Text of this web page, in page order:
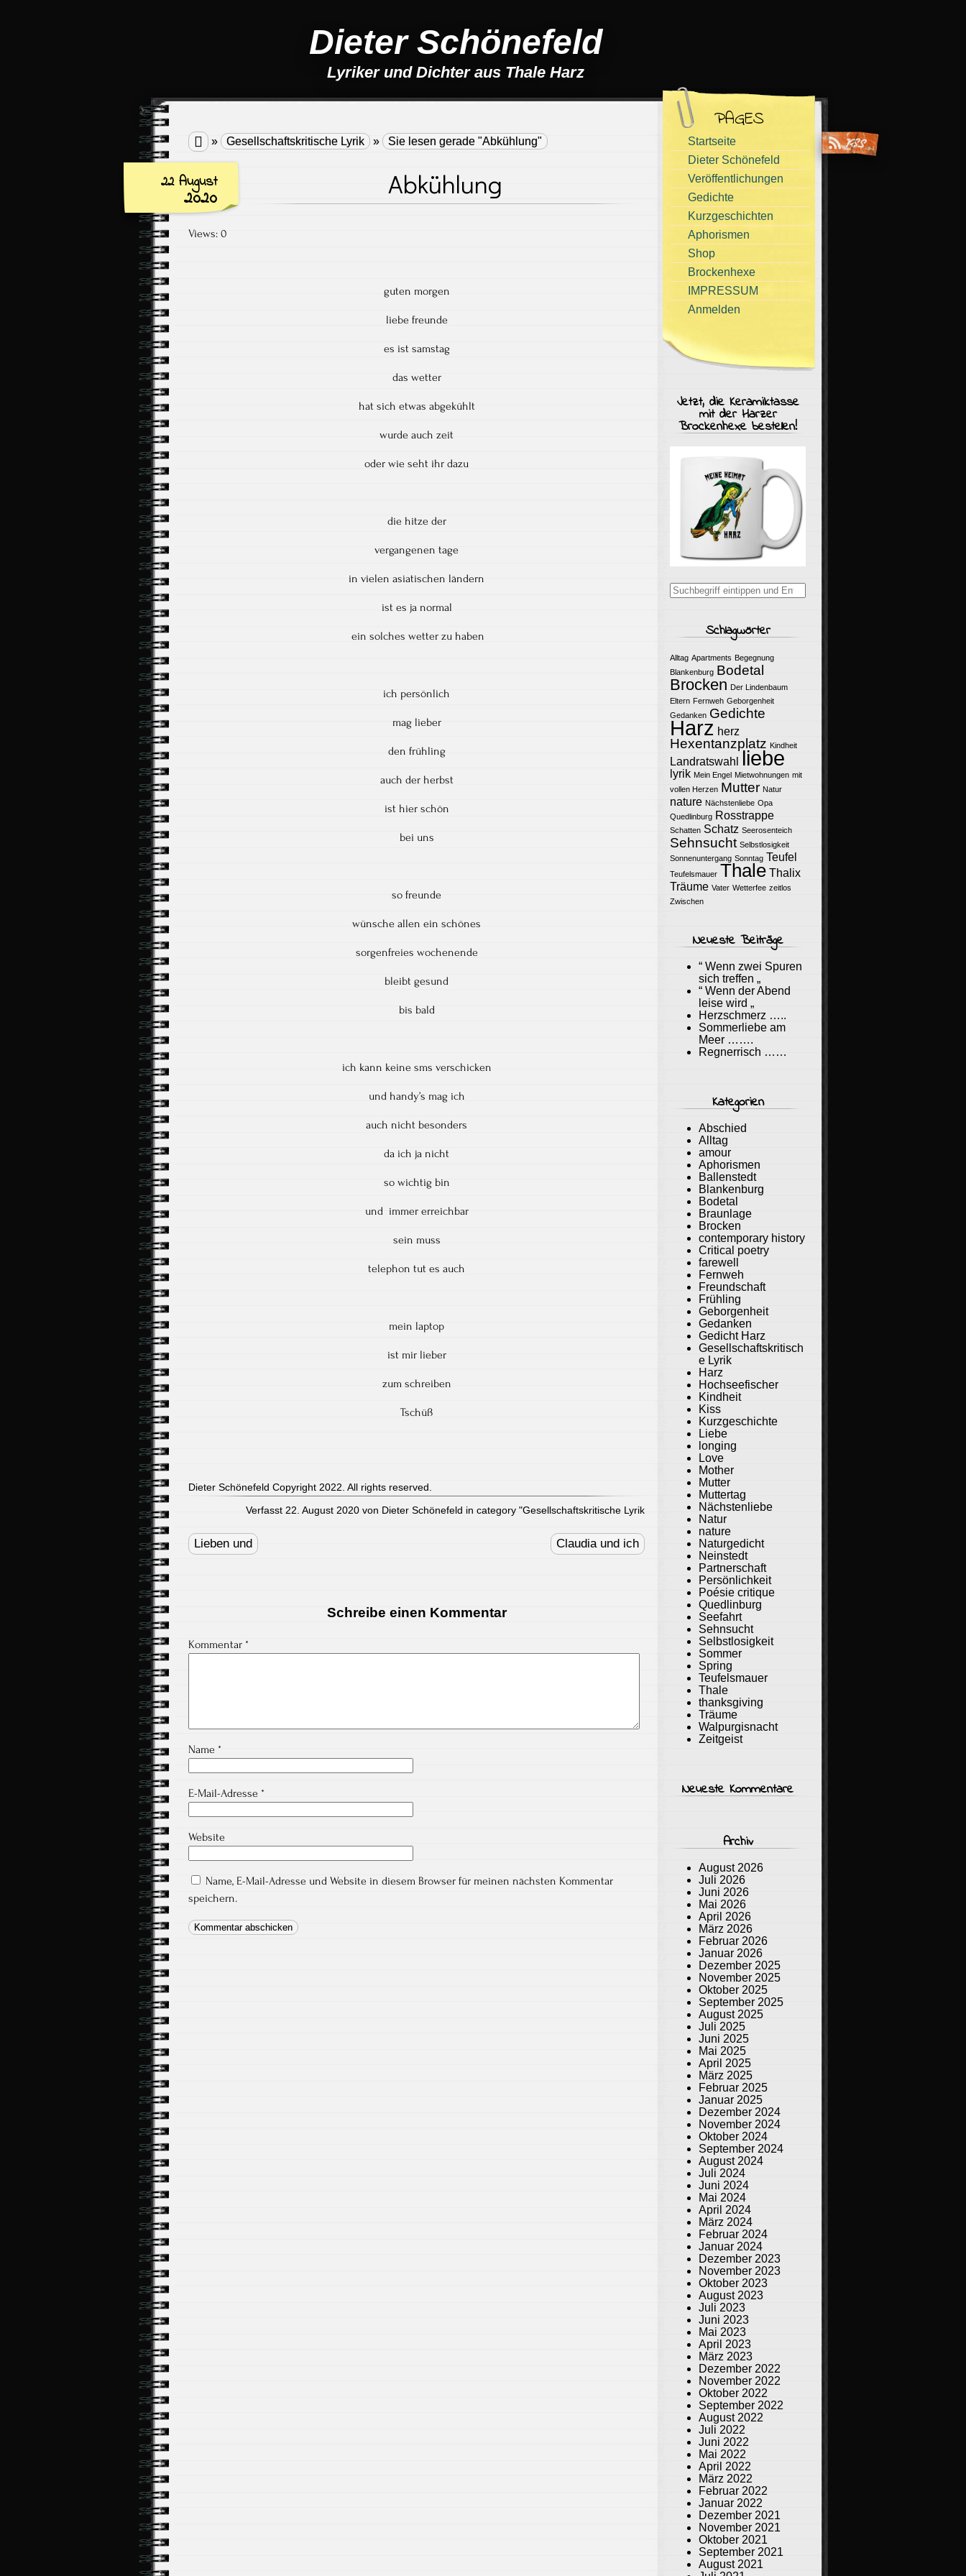
Dieter Schönefeld
Lyriker und Dichter aus Thale Harz
 » Gesellschaftskritische Lyrik » Sie lesen gerade "Abkühlung"
22 August
2020 Abkühlung
Views: 0
guten morgen
liebe freunde
es ist samstag
das wetter
hat sich etwas abgekühlt
wurde auch zeit
oder wie seht ihr dazu
die hitze der
vergangenen tage
in vielen asiatischen ländern
ist es ja normal
ein solches wetter zu haben
ich persönlich
mag lieber
den frühling
auch der herbst
ist hier schön
bei uns
so freunde
wünsche allen ein schönes
sorgenfreies wochenende
bleibt gesund
bis bald
ich kann keine sms verschicken
und handy’s mag ich
auch nicht besonders
da ich ja nicht
so wichtig bin
und immer erreichbar
sein muss
telephon tut es auch
mein laptop
ist mir lieber
zum schreiben
Tschüß
Dieter Schönefeld Copyright 2022. All rights reserved.
Verfasst 22. August 2020 von Dieter Schönefeld in category "Gesellschaftskritische Lyrik
navigation
Lieben und Claudia und ich
Schreibe einen Kommentar
Kommentar *
Name *
E-Mail-Adresse *
Website
Name, E-Mail-Adresse und Website in diesem Browser für meinen nächsten Kommentar
speichern.
PAGES
Startseite
Dieter Schönefeld
Veröffentlichungen
Gedichte
Kurzgeschichten
Aphorismen
Shop
Brockenhexe
IMPRESSUM
Anmelden
Jetzt, die Keramiktasse
mit der Harzer
Brockenhexe bestellen!
Suchergebnisse
für:
Schlagwörter
Alltag Apartments Begegnung
Blankenburg Bodetal
Brocken Der Lindenbaum
Eltern Fernweh Geborgenheit
Gedanken Gedichte
Harz herz
Hexentanzplatz Kindheit
Landratswahl liebe
lyrik Mein Engel Mietwohnungen mit
vollen Herzen Mutter Natur
nature Nächstenliebe Opa
Quedlinburg Rosstrappe
Schatten Schatz Seerosenteich
Sehnsucht Selbstlosigkeit
Sonnenuntergang Sonntag Teufel
Teufelsmauer Thale Thalix
Träume Vater Wetterfee zeitlos
Zwischen
Neueste Beiträge
“ Wenn zwei Spuren
sich treffen „
“ Wenn der Abend
leise wird „
Herzschmerz …..
Sommerliebe am
Meer …….
Regnerrisch ……
Kategorien
Abschied
Alltag
amour
Aphorismen
Ballenstedt
Blankenburg
Bodetal
Braunlage
Brocken
contemporary history
Critical poetry
farewell
Fernweh
Freundschaft
Frühling
Geborgenheit
Gedanken
Gedicht Harz
Gesellschaftskritisch
e Lyrik
Harz
Hochseefischer
Kindheit
Kiss
Kurzgeschichte
Liebe
longing
Love
Mother
Mutter
Muttertag
Nächstenliebe
Natur
nature
Naturgedicht
Neinstedt
Partnerschaft
Persönlichkeit
Poésie critique
Quedlinburg
Seefahrt
Sehnsucht
Selbstlosigkeit
Sommer
Spring
Teufelsmauer
Thale
thanksgiving
Träume
Walpurgisnacht
Zeitgeist
Neueste Kommentare
Archiv
August 2026
Juli 2026
Juni 2026
Mai 2026
April 2026
März 2026
Februar 2026
Januar 2026
Dezember 2025
November 2025
Oktober 2025
September 2025
August 2025
Juli 2025
Juni 2025
Mai 2025
April 2025
März 2025
Februar 2025
Januar 2025
Dezember 2024
November 2024
Oktober 2024
September 2024
August 2024
Juli 2024
Juni 2024
Mai 2024
April 2024
März 2024
Februar 2024
Januar 2024
Dezember 2023
November 2023
Oktober 2023
August 2023
Juli 2023
Juni 2023
Mai 2023
April 2023
März 2023
Dezember 2022
November 2022
Oktober 2022
September 2022
August 2022
Juli 2022
Juni 2022
Mai 2022
April 2022
März 2022
Februar 2022
Januar 2022
Dezember 2021
November 2021
Oktober 2021
September 2021
August 2021